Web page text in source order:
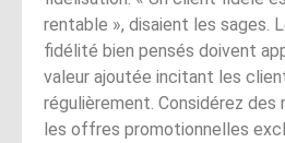
rentable », disaient les sages.
fidélité bien pensés doivent
valeur ajoutée incitant les
régulièrement. Considérez
les offres promotionnelles